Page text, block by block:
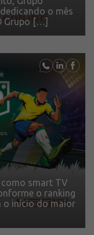
o mês
Grupo […]
smart TV
o ranking
o início do maior